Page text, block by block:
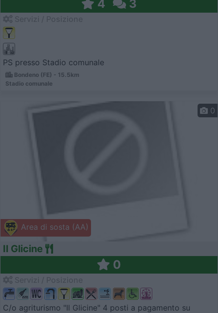
4 3
PS presso Stadio comunale
Bondeno (FE) - 15.5km
Stadio comunale
Area di sosta (AA)
0
Il Glicine
0
C/o agriturismo "Il Glicine" 4 posti a pagamento su